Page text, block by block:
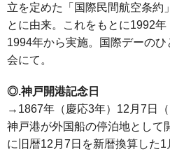
立を定めた「国際民間航空条約
とに由来。これをもとに1992年
1994年から実施。国際デーの
会にて。
◎.神戸開港記念日
→1867年（慶応3年）12月7日（
神戸港が外国船の停泊地として
に旧暦12月7日を新暦換算した1